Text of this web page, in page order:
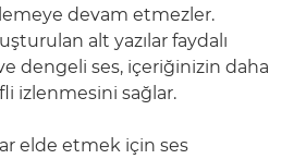
devam etmezler.
alt yazılar faydalı
dengeli ses, içeriğinizin daha
izlenmesini sağlar.
elde etmek için ses